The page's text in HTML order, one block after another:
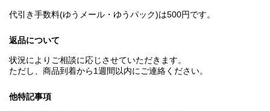
代引き手数料(ゆうメール・ゆうパック)は500円です。
返品について
状況によりご相談に応じさせていただきます。
ただし、商品到着から1週間以内にご連絡ください。
他特記事項